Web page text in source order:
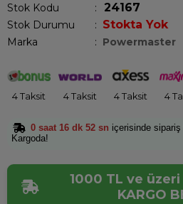
Stok Kodu 24167
Stok Durumu : Stokta Yok
Marka : Powermaster
4 Taksit 4 Taksit 4 Taksit 4
0 saat 16 dk 52 sn içerisinde
Kargoda!
1000 TL ve
KARGO